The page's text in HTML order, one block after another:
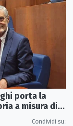
porta la
a misura di
Condividi su: